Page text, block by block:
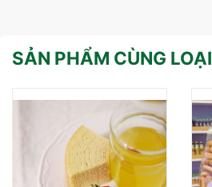
SẢN PHẨM CÙNG LOẠI